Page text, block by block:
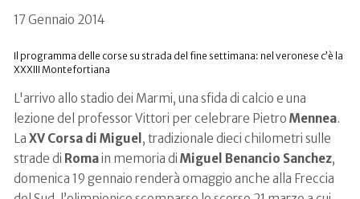
17 Gennaio 2014
Il programma delle corse su strada del fine settimana: nel veronese c’è la
XXXIII Montefortiana
L'arrivo allo stadio dei Marmi, una sfida di calcio e una
lezione del professor Vittori per celebrare Pietro Mennea.
La XV Corsa di Miguel , tradizionale dieci chilometri sulle
strade di Romain memoria di Miguel Benancio Sanchez,
domenica 19 gennaio renderà omaggio anche alla Freccia